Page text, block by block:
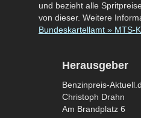
und bezieht alle
von dieser. Weitere
Bundeskartellamt » MTS-K
Herausgeber
Benzinpreis-
Christoph Drahn
Am Brandplatz 6